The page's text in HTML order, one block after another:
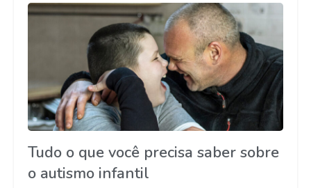
Tudo o que você precisa saber sobre
o autismo infantil